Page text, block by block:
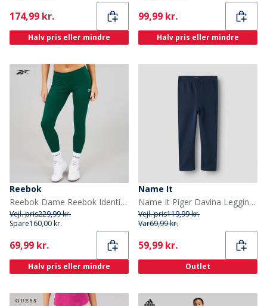
Current
174,99 kr.
Halv pris eller mindre
Current
99,99 kr.
Halv pris eller mindre
Reebok
Reebok Dame Reebok Identity Lille Logo Bomuld Leggings Collegiate Green
Vejl. pris229,99 kr.
Spare160,00 kr.
Current
69,99 kr.
Halv pris eller mindre
Name It
Name It Piger Davina Leggings Navy Blazer
Vejl. pris119,99 kr.
Var69,99 kr.
Current
59,99 kr.
Outlet